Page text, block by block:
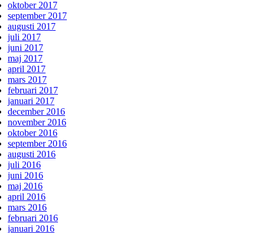
oktober 2017
september 2017
augusti 2017
juli 2017
juni 2017
maj 2017
april 2017
mars 2017
februari 2017
januari 2017
december 2016
november 2016
oktober 2016
september 2016
augusti 2016
juli 2016
juni 2016
maj 2016
april 2016
mars 2016
februari 2016
januari 2016